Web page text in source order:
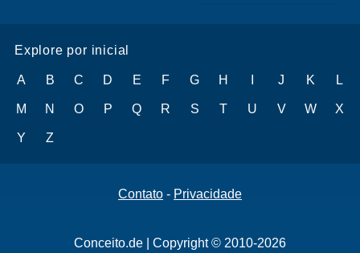
Explore por inicial
A B C D E F G H J K L
M N O P Q R S T U V W X
Y Z
Contato - Privacidade
Conceito.de | Copyright © 2010-2026